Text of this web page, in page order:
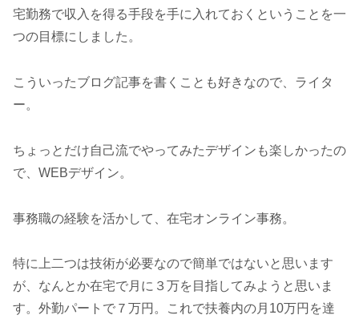
宅勤務で収入を得る手段を手に入れておくということを一
つの目標にしました。
こういったブログ記事を書くことも好きなので、ライタ
ー。
ちょっとだけ自己流でやってみたデザインも楽しかったの
で、WEBデザイン。
事務職の経験を活かして、在宅オンライン事務。
特に上二つは技術が必要なので簡単ではないと思います
が、なんとか在宅で月に３万を目指してみようと思いま
す。外勤パートで７万円。これで扶養内の月10万円を達